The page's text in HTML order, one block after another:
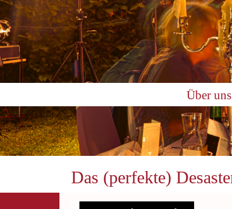
Über uns
Das (perfekte)